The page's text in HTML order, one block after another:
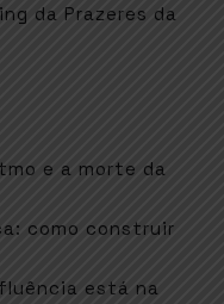
da Prazeres da
e a morte da
como construir
está na